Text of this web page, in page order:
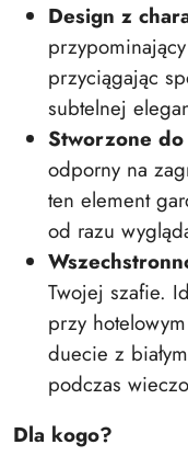
Design z
przyciągając
subtelnej
Stworzone
odporny na
ten element
od razu
Twojej szafie.
przy
duecie z
podczas
​Dla kogo?